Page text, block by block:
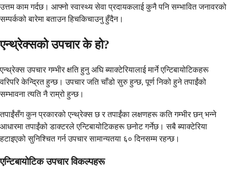
उत्तम काम गर्दछ। आफ्नो स्वास्थ्य सेवा प्रदायकलाई कुनै पनि सम्भावित जनावरको
सम्पर्कको बारेमा बताउन हिचकिचाउनु हुँदैन।
एन्थ्रेक्सको उपचार के हो?
एन्थ्रेक्स उपचार गम्भीर क्षति हुनु अघि ब्याक्टेरियालाई मार्ने एन्टिबायोटिकहरू
वरिपरि केन्द्रित हुन्छ। उपचार जति चाँडो सुरु हुन्छ, पूर्ण निको हुने तपाईंको
सम्भावना त्यति नै राम्रो हुन्छ।
तपाईंसँग कुन प्रकारको एन्थ्रेक्स छ र तपाईंका लक्षणहरू कति गम्भीर छन् भन्ने
आधारमा तपाईंको डाक्टरले एन्टिबायोटिकहरू छनोट गर्नेछ। सबै ब्याक्टेरिया
हटाइएको सुनिश्चित गर्न उपचार सामान्यतया ६० दिनसम्म रहन्छ।
एन्टिबायोटिक उपचार विकल्पहरू